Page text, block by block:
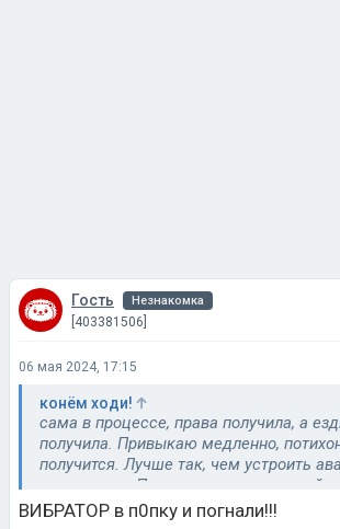
Гость Незнакомка
[403381506]
06 мая 2024, 17:15
конём ходи!
сама в процессе, права получила, а
получила. Привыкаю медленно,
получится. Лучше так, чем устроить
изза страха. Пока катаюсь на дачной
ВИБРАТОР в п0пку и погнали!!!